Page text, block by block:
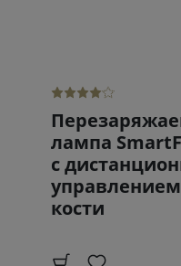
лампа
с
кости